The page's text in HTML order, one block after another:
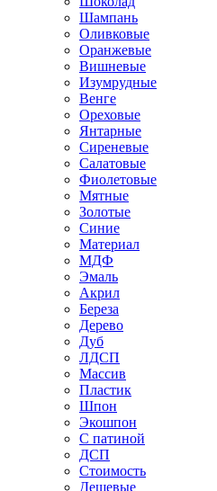
Шампань
Оливковые
Оранжевые
Вишневые
Изумрудные
Венге
Ореховые
Янтарные
Сиреневые
Салатовые
Фиолетовые
Мятные
Золотые
Синие
Материал
МДФ
Эмаль
Акрил
Береза
Дерево
Дуб
ЛДСП
Массив
Пластик
Шпон
Экошпон
С патиной
ДСП
Стоимость
Дешевые